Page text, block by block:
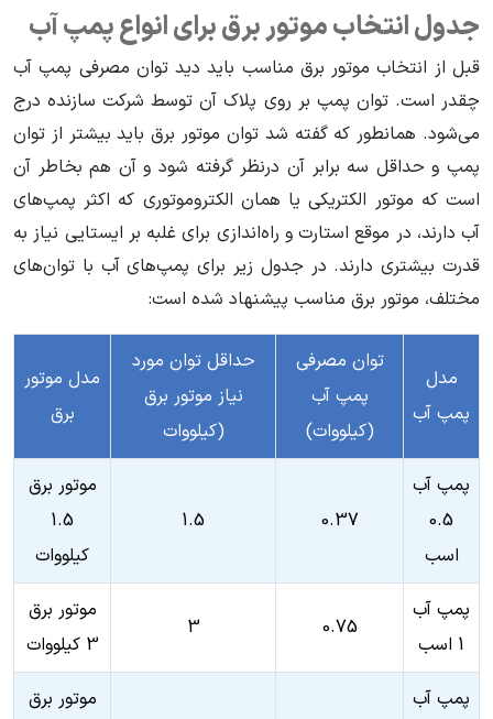
جدول انتخاب موتور برق برای انواع پمپ آب
قبل از انتخاب موتور برق مناسب باید دید توان مصرفی پمپ آب
چقدر است. توان پمپ بر روی پلاک آن توسط شرکت سازنده درج
می‌شود. همانطور که گفته شد توان موتور برق باید بیشتر از توان
پمپ و حداقل سه برابر آن درنظر گرفته شود و آن هم بخاطر آن
است که موتور الکتریکی یا همان الکتروموتوری که اکثر پمپ‌های
آب دارند، در موقع استارت و راه‌اندازی برای غلبه بر ایستایی نیاز به
قدرت بیشتری دارند. در جدول زیر برای پمپ‌های آب با توان‌های
مختلف، موتور برق مناسب پیشنهاد شده است:
مدل
پمپ آب
توان مصرفی
پمپ آب
(کیلووات)
حداقل توان مورد
نیاز موتور برق
(کیلووات
مدل موتور
برق
پمپ آب
0.5
اسب
0.37
1.5
موتور برق
1.5
کیلووات
پمپ آب
1 اسب
0.75
3
موتور برق
3 کیلووات
پمپ آب
موتور برق